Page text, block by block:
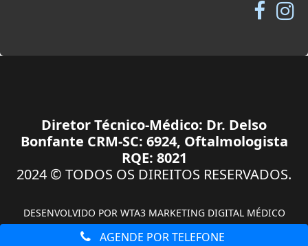
Diretor Técnico-Médico: Dr. Delso
Bonfante CRM-SC: 6924, Oftalmologista
RQE: 8021
2024 © TODOS OS DIREITOS RESERVADOS.
DESENVOLVIDO POR WTA3 MARKETING DIGITAL MÉDICO
AGENDE POR TELEFONE